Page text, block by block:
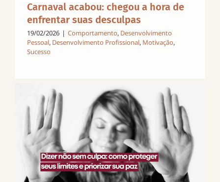
Carnaval acabou: chegou a hora de
enfrentar suas desculpas
19/02/2026 | Comportamento, Desenvolvimento
Pessoal, Desenvolvimento Profissional, Motivação,
Sucesso